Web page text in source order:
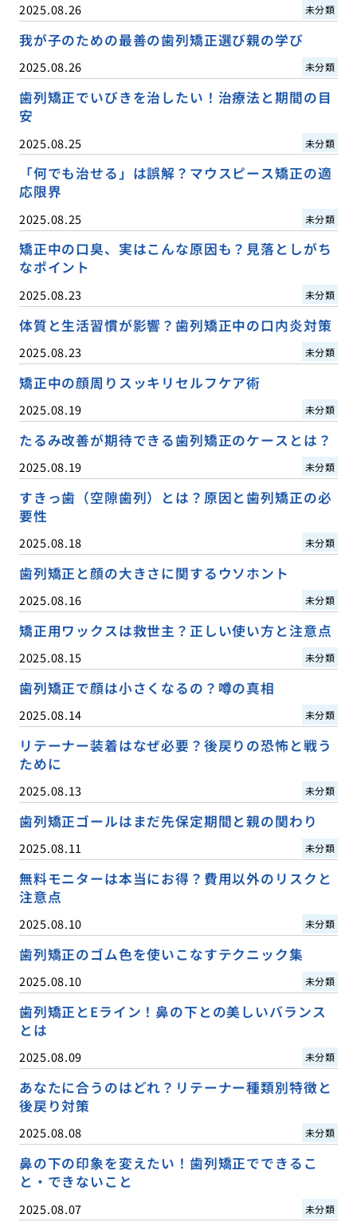
2025.08.26 未分類
我が子のための最善の歯列矯正選び親の学び
2025.08.26 未分類
歯列矯正でいびきを治したい！治療法と期間の目
安
2025.08.25 未分類
「何でも治せる」は誤解？マウスピース矯正の適
応限界
2025.08.25 未分類
矯正中の口臭、実はこんな原因も？見落としがち
なポイント
2025.08.23 未分類
体質と生活習慣が影響？歯列矯正中の口内炎対策
2025.08.23 未分類
矯正中の顔周りスッキリセルフケア術
2025.08.19 未分類
たるみ改善が期待できる歯列矯正のケースとは？
2025.08.19 未分類
すきっ歯（空隙歯列）とは？原因と歯列矯正の必
要性
2025.08.18 未分類
歯列矯正と顔の大きさに関するウソホント
2025.08.16 未分類
矯正用ワックスは救世主？正しい使い方と注意点
2025.08.15 未分類
歯列矯正で顔は小さくなるの？噂の真相
2025.08.14 未分類
リテーナー装着はなぜ必要？後戻りの恐怖と戦う
ために
2025.08.13 未分類
歯列矯正ゴールはまだ先保定期間と親の関わり
2025.08.11 未分類
無料モニターは本当にお得？費用以外のリスクと
注意点
2025.08.10 未分類
歯列矯正のゴム色を使いこなすテクニック集
2025.08.10 未分類
歯列矯正とEライン！鼻の下との美しいバランス
とは
2025.08.09 未分類
あなたに合うのはどれ？リテーナー種類別特徴と
後戻り対策
2025.08.08 未分類
鼻の下の印象を変えたい！歯列矯正でできるこ
と・できないこと
2025.08.07 未分類